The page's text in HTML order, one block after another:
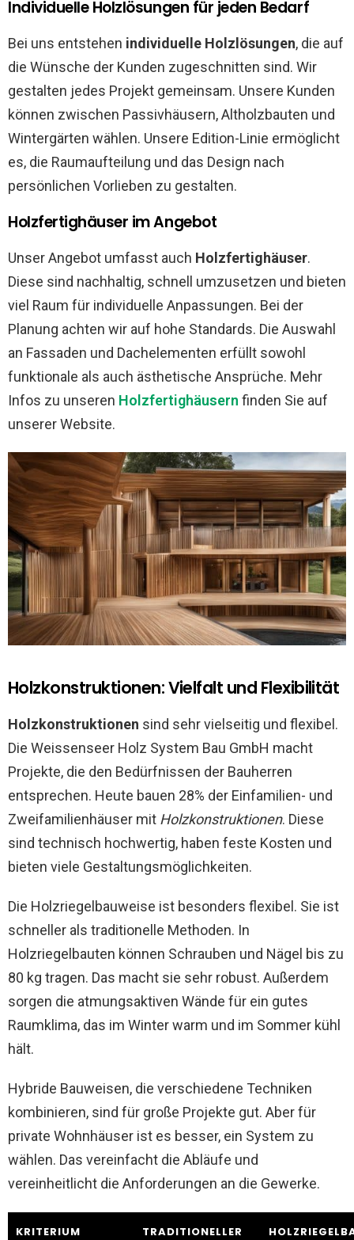
Individuelle Holzlösungen für jeden Bedarf
Bei uns entstehen individuelle Holzlösungen, die auf
die Wünsche der Kunden zugeschnitten sind. Wir
gestalten jedes Projekt gemeinsam. Unsere Kunden
können zwischen Passivhäusern, Altholzbauten und
Wintergärten wählen. Unsere Edition-Linie ermöglicht
es, die Raumaufteilung und das Design nach
persönlichen Vorlieben zu gestalten.
Holzfertighäuser im Angebot
Unser Angebot umfasst auch Holzfertighäuser.
Diese sind nachhaltig, schnell umzusetzen und bieten
viel Raum für individuelle Anpassungen. Bei der
Planung achten wir auf hohe Standards. Die Auswahl
an Fassaden und Dachelementen erfüllt sowohl
funktionale als auch ästhetische Ansprüche. Mehr
Infos zu unseren Holzfertighäusern finden Sie auf
unserer Website.
Holzkonstruktionen: Vielfalt und Flexibilität
Holzkonstruktionen sind sehr vielseitig und flexibel.
Die Weissenseer Holz System Bau GmbH macht
Projekte, die den Bedürfnissen der Bauherren
entsprechen. Heute bauen 28% der Einfamilien- und
Zweifamilienhäuser mit Holzkonstruktionen. Diese
sind technisch hochwertig, haben feste Kosten und
bieten viele Gestaltungsmöglichkeiten.
Die Holzriegelbauweise ist besonders flexibel. Sie ist
schneller als traditionelle Methoden. In
Holzriegelbauten können Schrauben und Nägel bis zu
80 kg tragen. Das macht sie sehr robust. Außerdem
sorgen die atmungsaktiven Wände für ein gutes
Raumklima, das im Winter warm und im Sommer kühl
hält.
Hybride Bauweisen, die verschiedene Techniken
kombinieren, sind für große Projekte gut. Aber für
private Wohnhäuser ist es besser, ein System zu
wählen. Das vereinfacht die Abläufe und
vereinheitlicht die Anforderungen an die Gewerke.
KRITERIUM
TRADITIONELLER